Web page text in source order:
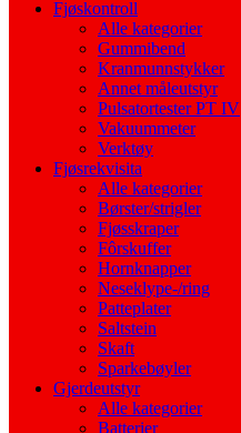
Fjøskontroll
Alle kategorier
Gummibend
Kranmunnstykker
Annet måleutstyr
Pulsatortester PT IV
Vakuummeter
Verktøy
Fjøsrekvisita
Alle kategorier
Børster/strigler
Fjøsskraper
Fôrskuffer
Hornknapper
Neseklype-/ring
Patteplater
Saltstein
Skaft
Sparkebøyler
Gjerdeutstyr
Alle kategorier
Batterier